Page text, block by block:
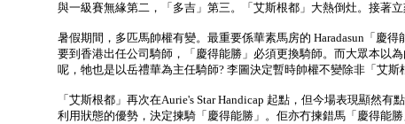
與一級賽無緣第二，「多吉」第三。「艾斯根都」大熱倒灶。接著立
暑假期間，多匹馬帥權有變。最重要係華素馬房的 Haradasun「慶
要到香港出任公司騎師，「慶得能勝」必須更換騎師。而大眾本以
呢，牠也是以岳禮華為主任騎師? 李圖決定暫時帥權不變除非「艾
「艾斯根都」再次在Aurie's Star Handicap 起點，但今場表現顯然
利用狀態的優勢，決定揀騎「慶得能勝」。佢亦冇揀錯馬「慶得能